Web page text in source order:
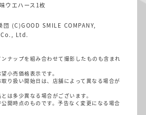
ウエハース1枚
団 (C)GOOD SMILE COMPANY,
Ltd.
ナップを組み合わせて撮影したものも含まれ
小売価格表示です。
り扱い開始日は、店舗によって異なる場合が
は多少異なる場合がございます。
開時点のものです。予告なく変更になる場合